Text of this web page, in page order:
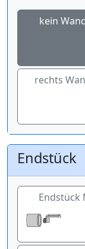
kein
rechts
Endstück
Endstück